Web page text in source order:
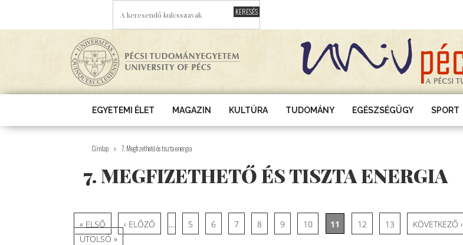
EGYETEMI ÉLET MAGAZIN KULTÚRA TUDOMÁNY EGÉSZSÉGÜGY SPORT
Címlap 7. Megfizethető és tiszta energia
7. MEGFIZETHETŐ ÉS TISZTA ENERGIA
Oldalak
« ELSŐ ‹ ELŐZŐ … 5 6 7 8 9 10 11 12 13
KÖVETKEZŐ ›
UTOLSÓ »